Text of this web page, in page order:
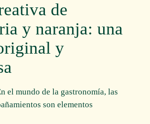
de
y naranja: una
y
el mundo de la gastronomía, las
son elementos